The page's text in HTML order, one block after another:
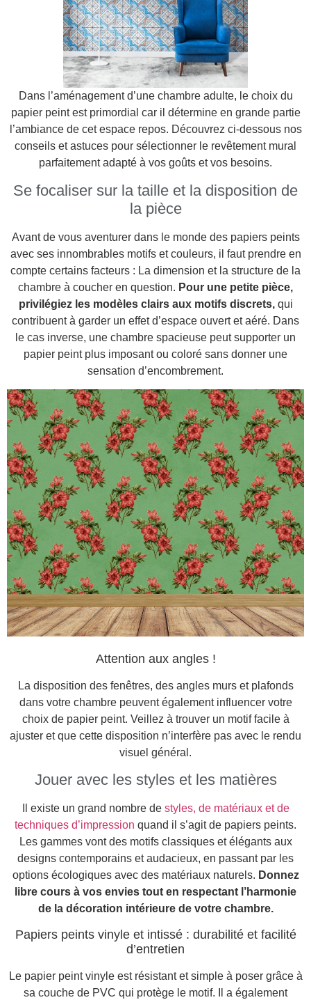
Dans l’aménagement d’une chambre adulte, le choix du
papier peint est primordial car il détermine en grande partie
l’ambiance de cet espace repos. Découvrez ci-dessous nos
conseils et astuces pour sélectionner le revêtement mural
parfaitement adapté à vos goûts et vos besoins.
Se focaliser sur la taille et la disposition de
la pièce
Avant de vous aventurer dans le monde des papiers peints
avec ses innombrables motifs et couleurs, il faut prendre en
compte certains facteurs : La dimension et la structure de la
chambre à coucher en question. Pour une petite pièce,
privilégiez les modèles clairs aux motifs discrets,qui
contribuent à garder un effet d’espace ouvert et aéré. Dans
le cas inverse, une chambre spacieuse peut supporter un
papier peint plus imposant ou coloré sans donner une
sensation d’encombrement.
Attention aux angles !
La disposition des fenêtres, des angles murs et plafonds
dans votre chambre peuvent également influencer votre
choix de papier peint. Veillez à trouver un motif facile à
ajuster et que cette disposition n’interfère pas avec le rendu
visuel général.
Jouer avec les styles et les matières
Il existe un grand nombre de styles, de matériaux et de
techniques d’impression quand il s’agit de papiers peints.
Les gammes vont des motifs classiques et élégants aux
designs contemporains et audacieux, en passant par les
options écologiques avec des matériaux naturels. Donnez
libre cours à vos envies tout en respectant l’harmonie
de la décoration intérieure de votre chambre.
Papiers peints vinyle et intissé : durabilité et facilité
d’entretien
Le papier peint vinyle est résistant et simple à poser grâce à
sa couche de PVC qui protège le motif. Il a également